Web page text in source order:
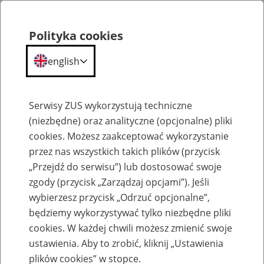
Szkolenia
Zaproś ZUS do siebie: Aktywni 50+
Polityka cookies
english
Serwisy ZUS wykorzystują techniczne
(niezbędne) oraz analityczne (opcjonalne) pliki
cookies. Możesz zaakceptować wykorzystanie
przez nas wszystkich takich plików (przycisk
„Przejdź do serwisu”) lub dostosować swoje
zgody (przycisk „Zarządzaj opcjami”). Jeśli
wybierzesz przycisk „Odrzuć opcjonalne”,
będziemy wykorzystywać tylko niezbędne pliki
cookies. W każdej chwili możesz zmienić swoje
ustawienia. Aby to zrobić, kliknij „Ustawienia
plików cookies” w stopce.